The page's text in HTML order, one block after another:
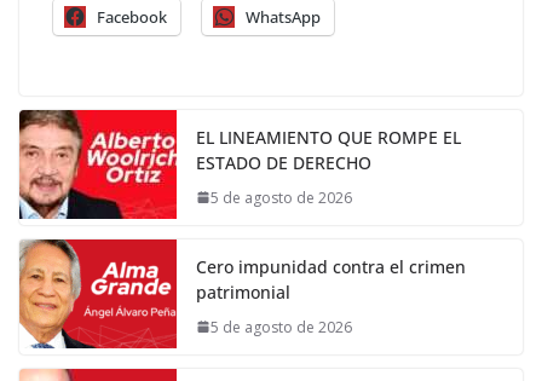
Facebook WhatsApp
EL LINEAMIENTO QUE ROMPE EL
ESTADO DE DERECHO
5 de agosto de 2026
Cero impunidad contra el crimen
patrimonial
5 de agosto de 2026